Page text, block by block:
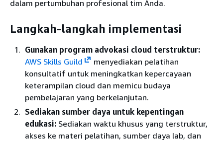
dalam pertumbuhan profesional tim Anda.
Langkah-langkah implementasi
Gunakan program advokasi cloud terstruktur:
AWS Skills Guild
menyediakan pelatihan
konsultatif untuk meningkatkan kepercayaan
keterampilan cloud dan memicu budaya
pembelajaran yang berkelanjutan.
Sediakan sumber daya untuk kepentingan
edukasi: Sediakan waktu khusus yang terstruktur,
akses ke materi pelatihan, sumber daya lab, dan